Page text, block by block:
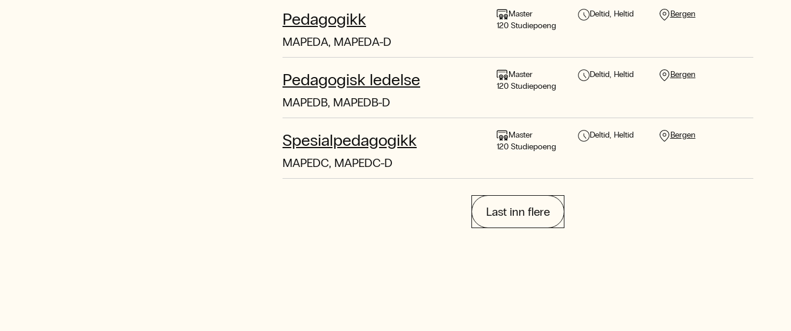
Pedagogikk
MAPEDA, MAPEDA-D
Master
120 Studiepoeng
Deltid Heltid Bergen
Pedagogisk ledelse
MAPEDB, MAPEDB-D
Master
120 Studiepoeng
Deltid Heltid Bergen
Spesialpedagogikk
MAPEDC, MAPEDC-D
Master
120 Studiepoeng
Deltid Heltid Bergen
Last inn flere